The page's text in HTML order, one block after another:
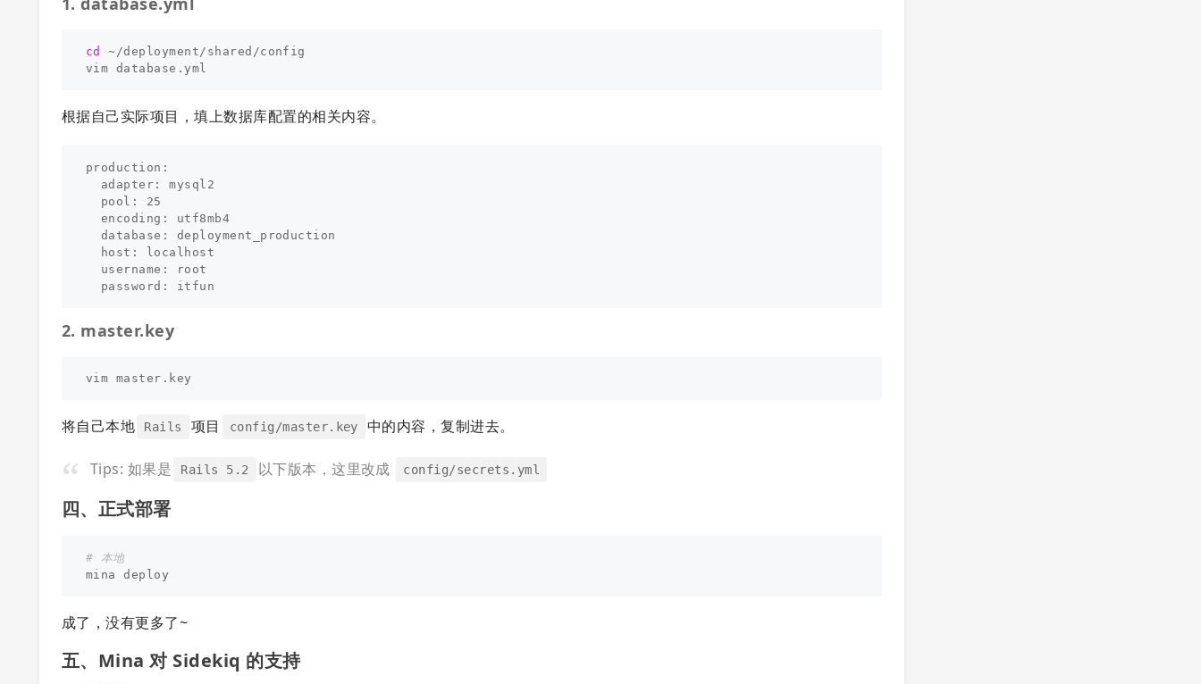
cd
~/deployment/shared/config
根据自己实际项目，填上数据库配置的相关内容。
production:
  adapter: mysql2
  pool: 25
  encoding: utf8mb4
  database: deployment_production
  host: localhost
  username: root
2. master.key
将自己本地 Rails 项目 config/master.key 中的内容，复制进去。
Tips: 如果是 Rails 5.2 以下版本，这里改成 config/secrets.yml
四、正式部署
# 本地
成了，没有更多了~
五、Mina 对 Sidekiq 的支持